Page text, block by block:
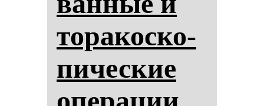
то­ра­кос­ко­
пи­чес­кие